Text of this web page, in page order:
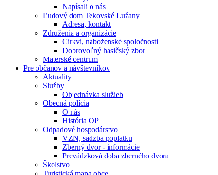
Napísali o nás
Ľudový dom Tekovské Lužany
Adresa, kontakt
Združenia a organizácie
Cirkvi, náboženské spoločnosti
Dobrovoľný hasičský zbor
Materské centrum
Pre občanov a návštevníkov
Aktuality
Služby
Objednávka služieb
Obecná polícia
O nás
História OP
Odpadové hospodárstvo
VZN, sadzba poplatku
Zberný dvor - informácie
Prevádzková doba zberného dvora
Školstvo
Turistická mapa obce